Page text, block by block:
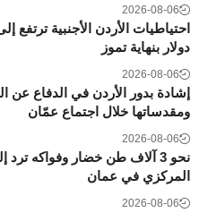
2026-08-06
دولار بنهاية تموز
2026-08-06
إشادة بدور الأردن في الدفاع عن
ومقدساتها خلال اجتماع عمّان
2026-08-06
نحو 3 آلاف طن خضار وفواكه
المركزي في عمان
2026-08-06